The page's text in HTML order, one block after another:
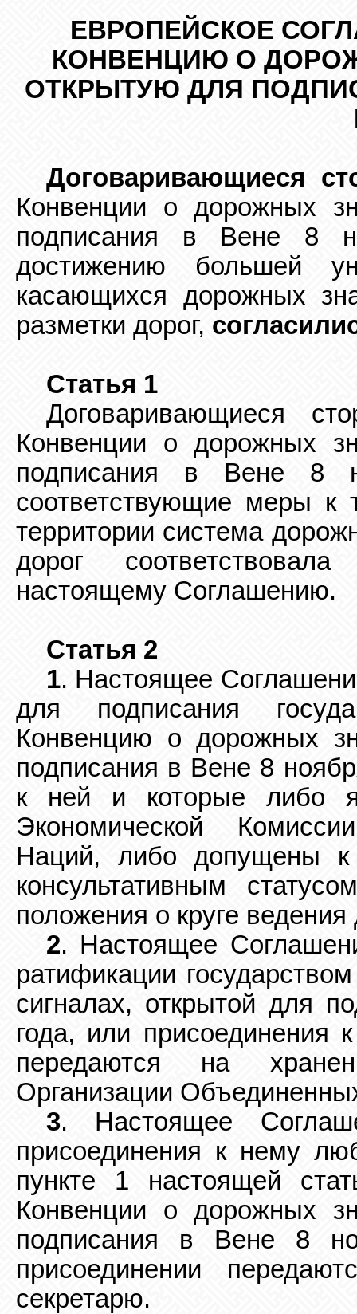
ЕВРОПЕЙСКОЕ
КОНВЕНЦИЮ О
ОТКРЫТУЮ ДЛЯ
Договаривающиеся
Конвенции о дорожных
подписания в Вене 8
достижению большей
касающихся дорожных
разметки дорог,
Статья 1
Договаривающиеся
Конвенции о дорожных
подписания в Вене 8
соответствующие меры
территории система
дорог
настоящему Соглашению.
Статья 2
1. Настоящее
для подписания
Конвенцию о дорожных
подписания в Вене 8
к ней и которые либо
Экономической К
Наций, либо допущены
консультативным
положения о круге
2. Настоящее
ратификации государством
сигналах, открытой для
года, или присоединения
передаются на
Организации
3. Настоящее
присоединения к нему
пункте 1 настоящей
Конвенции о дорожных
подписания в Вене 8
присоединении
секретарю.